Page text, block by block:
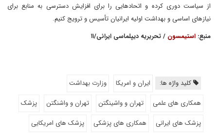
از سیاست‌ دوری کرده و اتحادهایی را برای افزایش دسترسی به منابع برای
نیازهای اساسی و بهداشت اولیه ایرانیان تأسیس و ترویج کنیم.
منبع: استیمسون / تحریریه دیپلماسی ایرانی/۱۱
کلید واژه ها: ایران و امریکا
وزارت بهداشت
همکاری های علمی
تهران و واشینگتن تهران و واشنگتن
پزشک
پزشک های ایرانی
همکاری های پزشکی پزشک های امریکایی